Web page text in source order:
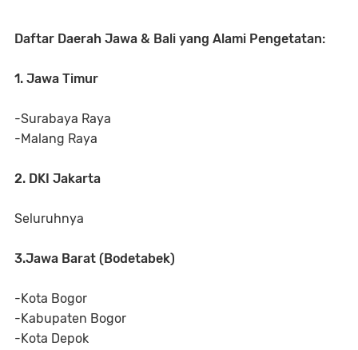
Daftar Daerah Jawa & Bali yang Alami Pengetatan:
1. Jawa Timur
-Surabaya Raya
-Malang Raya
2. DKI Jakarta
Seluruhnya
3.Jawa Barat (Bodetabek)
-Kota Bogor
-Kabupaten Bogor
-Kota Depok